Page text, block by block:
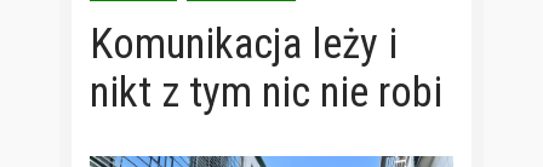
Komunikacja leży i
nikt z tym nic nie robi